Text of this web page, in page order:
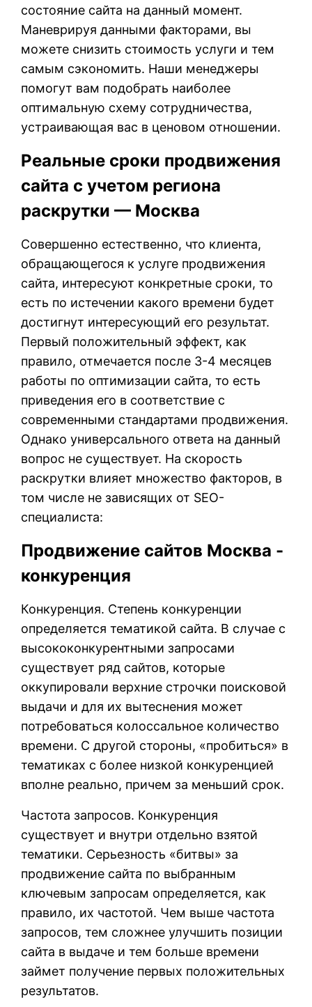
состояние сайта на данный момент.
Маневрируя данными факторами, вы
можете снизить стоимость услуги и тем
самым сэкономить. Наши менеджеры
помогут вам подобрать наиболее
оптимальную схему сотрудничества,
устраивающая вас в ценовом отношении.
Реальные сроки продвижения
сайта с учетом региона
раскрутки — Москва
Совершенно естественно, что клиента,
обращающегося к услуге продвижения
сайта, интересуют конкретные сроки, то
есть по истечении какого времени будет
достигнут интересующий его результат.
Первый положительный эффект, как
правило, отмечается после 3-4 месяцев
работы по оптимизации сайта, то есть
приведения его в соответствие с
современными стандартами продвижения.
Однако универсального ответа на данный
вопрос не существует. На скорость
раскрутки влияет множество факторов, в
том числе не зависящих от SEO-
специалиста:
Продвижение сайтов Москва -
конкуренция
Конкуренция. Степень конкуренции
определяется тематикой сайта. В случае с
высококонкурентными запросами
существует ряд сайтов, которые
оккупировали верхние строчки поисковой
выдачи и для их вытеснения может
потребоваться колоссальное количество
времени. С другой стороны, «пробиться» в
тематиках с более низкой конкуренцией
вполне реально, причем за меньший срок.
Частота запросов. Конкуренция
существует и внутри отдельно взятой
тематики. Серьезность «битвы» за
продвижение сайта по выбранным
ключевым запросам определяется, как
правило, их частотой. Чем выше частота
запросов, тем сложнее улучшить позиции
сайта в выдаче и тем больше времени
займет получение первых положительных
результатов.